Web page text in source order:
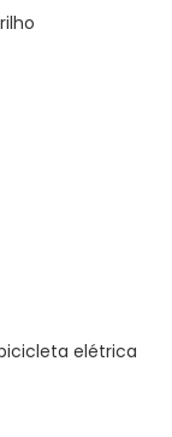
elétrica